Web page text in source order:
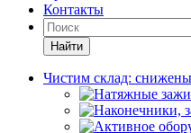
Контакты
Найти
Чистим склад: